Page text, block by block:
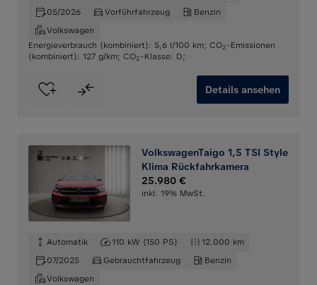
05/2026
Vorführfahrzeug
Benzin
Volkswagen
Energieverbrauch (kombiniert): 5,6 l/100 km; CO2-Emissionen
(kombiniert): 127 g/km; CO2-Klasse: D;
Details ansehen
VolkswagenTaigo 1,5 TSI Style
Klima Rückfahrkamera
25.980 €
inkl. 19% MwSt.
Automatik 110 kW (150 PS)
12.000 km
07/2025
Gebrauchtfahrzeug
Benzin
Volkswagen